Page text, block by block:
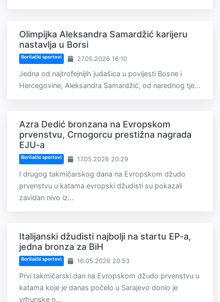
Olimpijka Aleksandra Samardžić karijeru
nastavlja u Borsi
Borilački sportovi 27.05.2026 16:10
Jedna od najtrofejnijih judašica u povijesti Bosne i
Hercegovine, Aleksandra Samardžić, od narednog tje...
Azra Dedić bronzana na Evropskom
prvenstvu, Crnogorcu prestižna nagrada
EJU-a
Borilački sportovi 17.05.2026 20:29
I drugog takmičarskog dana na Evropskom džudo
prvenstvu u katama evropski džudisti su pokazali
zavidan nivo iz...
Italijanski džudisti najbolji na startu EP-a,
jedna bronza za BiH
Borilački sportovi 16.05.2026 20:53
Prvi takmičarski dan na Evropskom džudo prvenstvu u
katama koje je danas počelo u Sarajevo donio je
vrhunske n...